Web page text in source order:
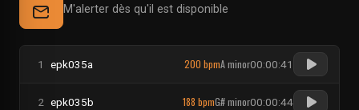
M'alerter dès qu'il est disponible
1 epk035a 200 bpmA minor00:00:41
2 epk035b 188 bpmG# minor00:00:44